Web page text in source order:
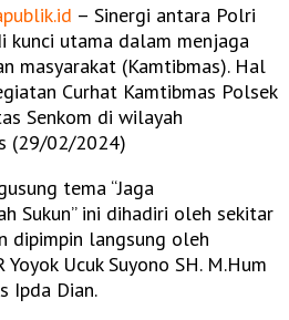
– Sinergi antara Polri
kunci utama dalam menjaga
masyarakat (Kamtibmas). Hal
Curhat Kamtibmas Polsek
Senkom di wilayah
(29/02/2024)
tema “Jaga
Sukun” ini dihadiri oleh sekitar
dipimpin langsung oleh
Yoyok Ucuk Suyono SH. M.Hum
Ipda Dian.